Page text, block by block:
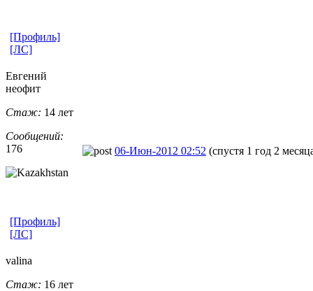
[Профиль]
[ЛС]
Евгений
неофит
Стаж: 14 лет
Сообщений:
176
06-Июн-2012 02:52 (спустя 1 год 2
[Профиль]
[ЛС]
valina
Стаж: 16 лет